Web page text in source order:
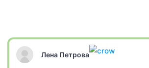
Лена Петрова